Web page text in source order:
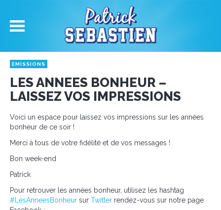
EMISSIONS
LES ANNEES BONHEUR –
LAISSEZ VOS IMPRESSIONS
Voici un espace pour laissez vos impressions sur les années
bonheur de ce soir !
Merci à tous de votre fidélité et de vos messages !
Bon week-end
Patrick
Pour retrouver les années bonheur, utilisez les hashtag
#LesAnneesBonheur sur Twitter rendez-vous sur notre page